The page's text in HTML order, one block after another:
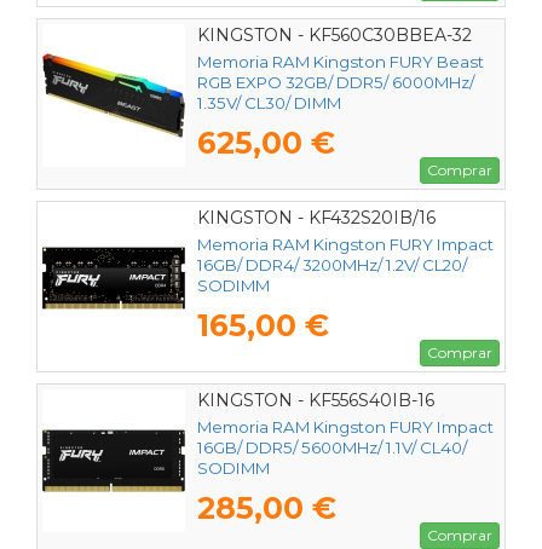
KINGSTON - KF560C30BBEA-32
Memoria RAM Kingston FURY Beast
RGB EXPO 32GB/ DDR5/ 6000MHz/
1.35V/ CL30/ DIMM
625,00 €
Comprar
KINGSTON - KF432S20IB/16
Memoria RAM Kingston FURY Impact
16GB/ DDR4/ 3200MHz/ 1.2V/ CL20/
SODIMM
165,00 €
Comprar
KINGSTON - KF556S40IB-16
Memoria RAM Kingston FURY Impact
16GB/ DDR5/ 5600MHz/ 1.1V/ CL40/
SODIMM
285,00 €
Comprar